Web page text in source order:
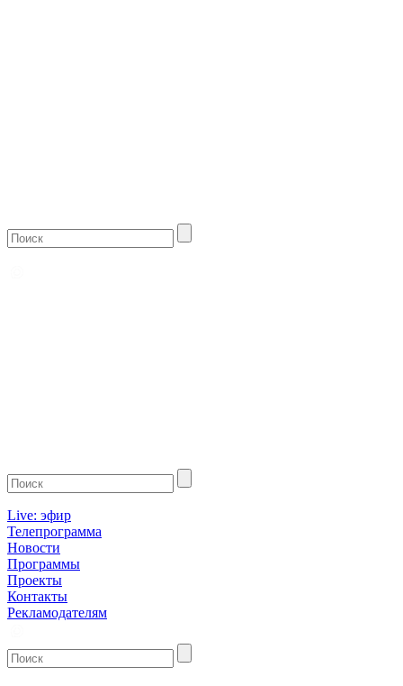
Live: эфир
Телепрограмма
Новости
Программы
Проекты
Контакты
Рекламодателям